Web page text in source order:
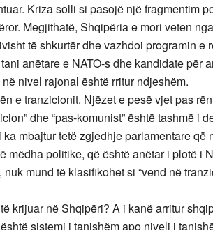
Kriza solli si pasojë një fragmentim
Megjithatë, Shqipëria e mori veten
të shkurtër dhe vazhdoi programin e
anëtare e NATO-s dhe kandidate për
nivel rajonal është rritur ndjeshëm.
e tranzicionit. Njëzet e pesë vjet pas
dhe “pas-komunist” është tashmë i
mbajtur tetë zgjedhje parlamentare që
mëdha politike, që është anëtar i plotë i
mund të klasifikohet si “vend në
krijuar në Shqipëri? A i kanë arritur
sistemi i tanishëm apo niveli i